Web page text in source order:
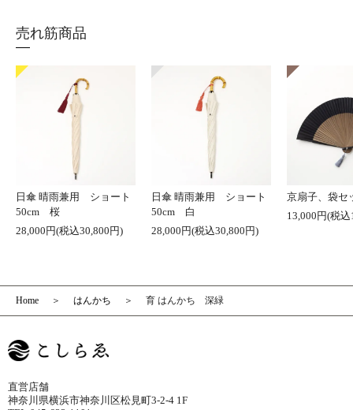
売れ筋商品
日傘 晴雨兼用 ショート
50cm 桜
28,000円(税込30,800円)
日傘 晴雨兼用 ショート
50cm 白
28,000円(税込30,800円)
京扇子、袋
13,000円(税
Home はんかち 育 はんかち 深緑
直営店舗
神奈川県横浜市神奈川区松見町3-2-4 1F